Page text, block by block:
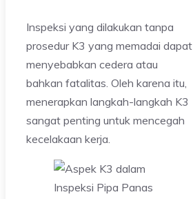
Inspeksi yang dilakukan tanpa
prosedur K3 yang memadai dapat
menyebabkan cedera atau
bahkan fatalitas. Oleh karena itu,
menerapkan langkah-langkah K3
sangat penting untuk mencegah
kecelakaan kerja.